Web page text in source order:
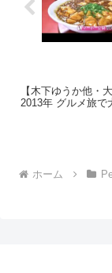
【木下ゆうか他・
2013年 グルメ旅で
ホーム